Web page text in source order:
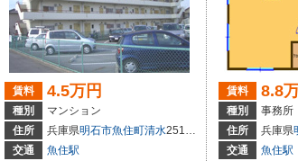
賃料 4.5万円
種別
マンション
住所
兵庫県明石市魚住町清水251-29
交通
魚住駅
賃料 8.8
種別
事務所
住所
兵庫県
交通
魚住駅